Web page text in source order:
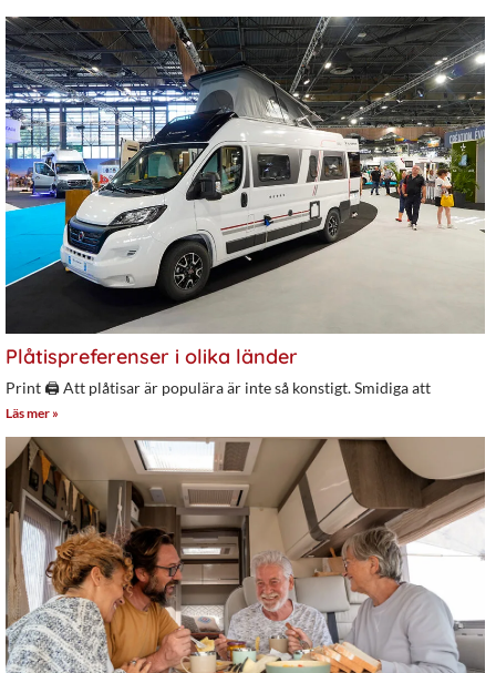
Plåtispreferenser i olika länder
Print 🖨 Att plåtisar är populära är inte så konstigt. Smidiga att
Läs mer »